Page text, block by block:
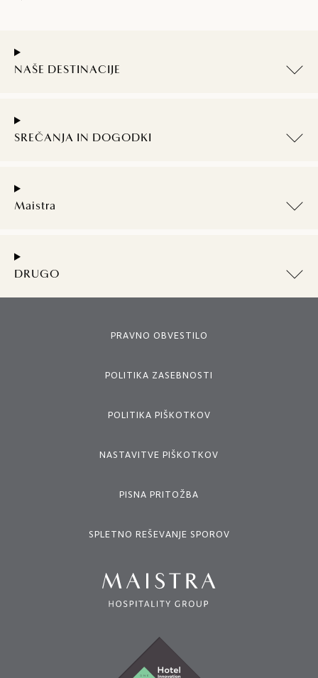
NAŠE DESTINACIJE
SREČANJA IN DOGODKI
Maistra
DRUGO
PRAVNO OBVESTILO
POLITIKA ZASEBNOSTI
POLITIKA PIŠKOTKOV
NASTAVITVE PIŠKOTKOV
PISNA PRITOŽBA
SPLETNO REŠEVANJE SPOROV